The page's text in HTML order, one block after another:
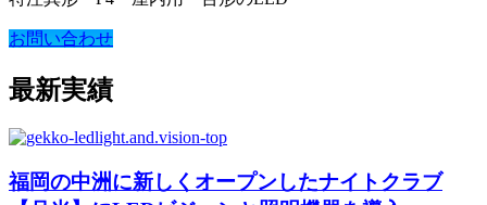
お問い合わせ
最新実績
福岡の中洲に新しくオープンしたナイトクラブ